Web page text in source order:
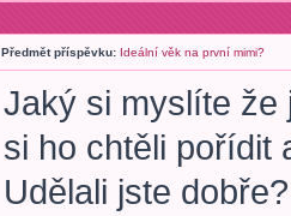
Předmět příspěvku: Ideální věk na první mimi?
Jaký si myslíte že
si ho chtěli pořídit
Udělali jste